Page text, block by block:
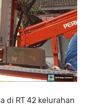
di RT 42 kelurahan